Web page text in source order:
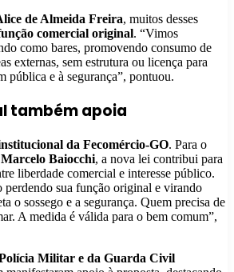
de Almeida Freira, muitos desses
comercial original. “Vimos
como bares, promovendo consumo de
externas, sem estrutura ou licença para
pública e à segurança”, pontuou.
também apoia
da Fecomércio-GO. Para o
Marcelo Baiocchi, a nova lei contribui para
liberdade comercial e interesse público.
perdendo sua função original e virando
o sossego e a segurança. Quem precisa de
A medida é válida para o bem comum”,
Militar e da Guarda Civil